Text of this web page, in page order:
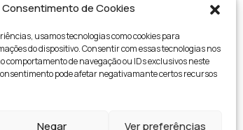
Consentimento de Cookies
usamos tecnologias como cookies para
do dispositivo. Consentir com essas tecnologias nos
comportamento de navegação ou IDs exclusivos neste
pode afetar negativamante certos recursos
Negar Ver preferências